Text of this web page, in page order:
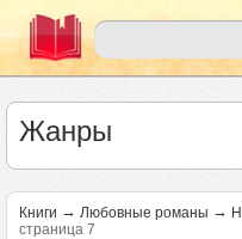
Жанры
Книги → Любовные романы →
страница 7